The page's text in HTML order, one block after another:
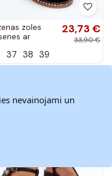
zoles
ar
krāsas
23,73 €
33,90 €
37 38 39
nevainojami un